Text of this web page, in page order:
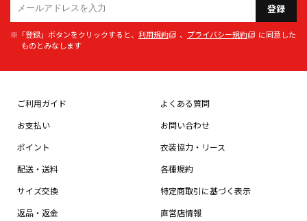
登録
※「登録」ボタンをクリックすると、 利用規約 、 プライバシー規約
に同意した
ものとみなします
ご利用ガイド
お支払い
ポイント
配送・送料
サイズ交換
返品・返金
よくある質問
お問い合わせ
衣装協力・リース
各種規約
特定商取引に基づく表示
直営店情報